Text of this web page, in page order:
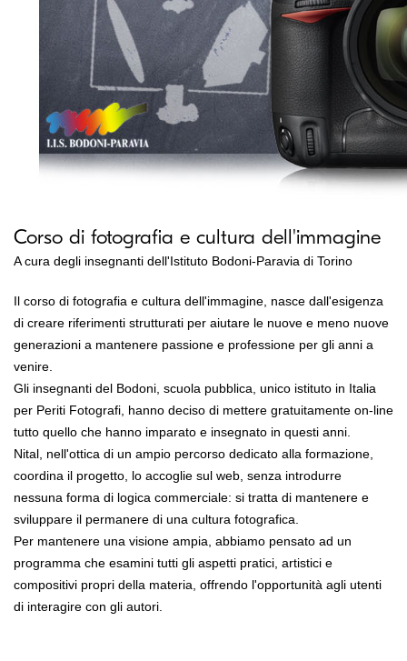
Corso di fotografia e cultura dell'immagine
A cura degli insegnanti dell'Istituto Bodoni-Paravia di Torino
Il corso di fotografia e cultura dell'immagine, nasce dall'esigenza
di creare riferimenti strutturati per aiutare le nuove e meno nuove
generazioni a mantenere passione e professione per gli anni a
venire.
Gli insegnanti del Bodoni, scuola pubblica, unico istituto in Italia
per Periti Fotografi, hanno deciso di mettere gratuitamente on-line
tutto quello che hanno imparato e insegnato in questi anni.
Nital, nell'ottica di un ampio percorso dedicato alla formazione,
coordina il progetto, lo accoglie sul web, senza introdurre
nessuna forma di logica commerciale: si tratta di mantenere e
sviluppare il permanere di una cultura fotografica.
Per mantenere una visione ampia, abbiamo pensato ad un
programma che esamini tutti gli aspetti pratici, artistici e
compositivi propri della materia, offrendo l'opportunità agli utenti
di interagire con gli autori.